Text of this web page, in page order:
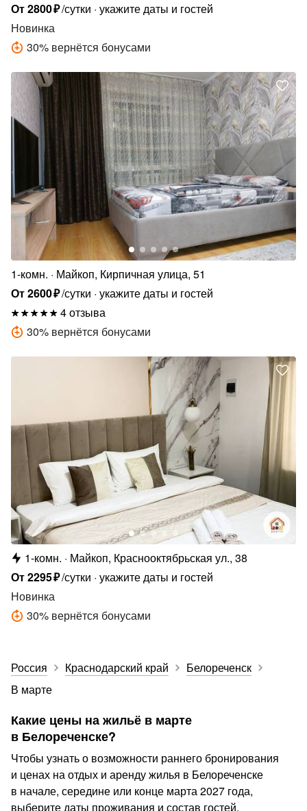
От2800₽/сутки укажите даты и гостей
Новинка
30% вернётся бонусами
1-комн.
Майкоп, Кирпичная улица, 51
От2600₽/сутки укажите даты и гостей
4 отзыва
30% вернётся бонусами
1-комн.
Майкоп, Краснооктябрьская ул., 38
От2295₽/сутки укажите даты и гостей
Новинка
30% вернётся бонусами
Россия Краснодарский край
Белореченск
В марте
Какие цены на жильё в марте
в Белореченске?
Чтобы узнать о возможности раннего бронирования
и ценах на отдых и аренду жилья в Белореченске
в начале, середине или конце марта 2027 года,
выберите даты проживания и состав гостей.